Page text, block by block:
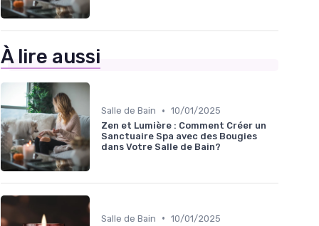
À lire aussi
Salle de Bain • 10/01/2025
Zen et Lumière : Comment Créer un
Sanctuaire Spa avec des Bougies
dans Votre Salle de Bain?
Salle de Bain • 10/01/2025